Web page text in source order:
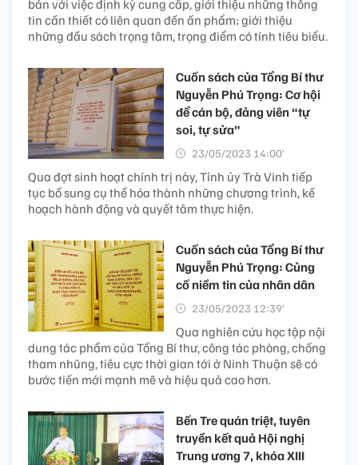
bản với việc định kỳ cung cấp, giới thiệu những thông
tin cần thiết có liên quan đến ấn phẩm; giới thiệu
những đầu sách trọng tâm, trọng điểm có tính tiêu biểu.
Cuốn sách của Tổng Bí thư
Nguyễn Phú Trọng: Cơ hội
để cán bộ, đảng viên “tự
soi, tự sửa”
23/05/2023 14:00’
Qua đợt sinh hoạt chính trị này, Tỉnh ủy Trà Vinh tiếp
tục bổ sung cụ thể hóa thành những chương trình, kế
hoạch hành động và quyết tâm thực hiện.
Cuốn sách của Tổng Bí thư
Nguyễn Phú Trọng: Củng
cố niềm tin của nhân dân
23/05/2023 12:39’
Qua nghiên cứu học tập nội
dung tác phẩm của Tổng Bí thư, công tác phòng, chống
tham nhũng, tiêu cực thời gian tới ở Ninh Thuận sẽ có
bước tiến mới mạnh mẽ và hiệu quả cao hơn.
Bến Tre quán triệt, tuyên
truyền kết quả Hội nghị
Trung ương 7, khóa XIII